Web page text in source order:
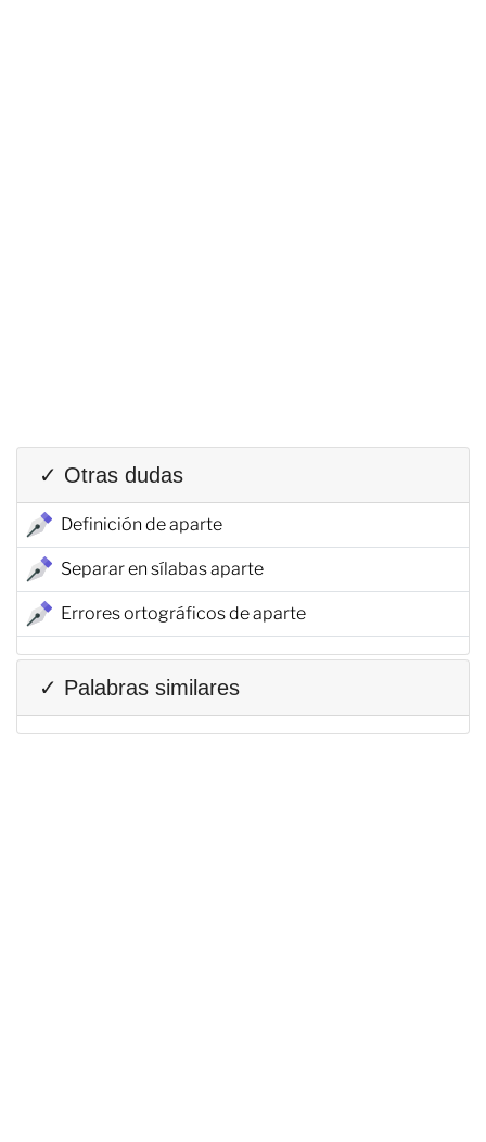
✓ Otras dudas
Definición de aparte
Separar en sílabas aparte
Errores ortográficos de aparte
✓ Palabras similares